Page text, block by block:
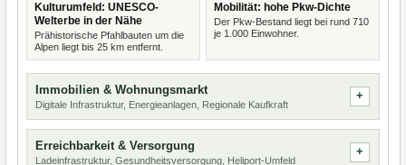
Kulturumfeld: UNESCO-
Welterbe in der Nähe
Prähistorische Pfahlbauten um die
Alpen liegt bis 25 km entfernt.
Mobilität: hohe Pkw-Dichte
Der Pkw-Bestand liegt bei rund 710
je 1.000 Einwohner.
Immobilien & Wohnungsmarkt
Digitale Infrastruktur, Energieanlagen, Regionale Kaufkraft
Erreichbarkeit & Versorgung
Ladeinfrastruktur, Gesundheitsversorgung, Heliport-Umfeld